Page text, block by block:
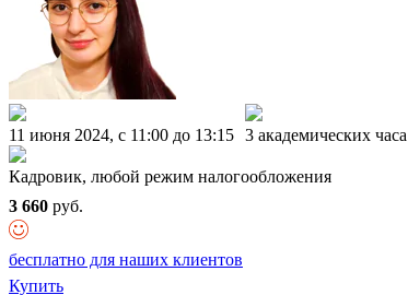
11 июня 2024, c 11:00 до 13:15 3 академических часа
Кадровик, любой режим налогообложения
3 660 руб.
бесплатно для наших клиентов
Купить